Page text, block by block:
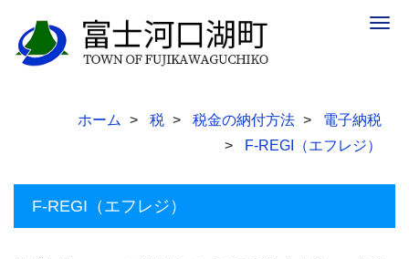
ホーム 税 税金の納付方法
電子納税
F-REGI（エフレジ）
F-REGI（エフレジ）